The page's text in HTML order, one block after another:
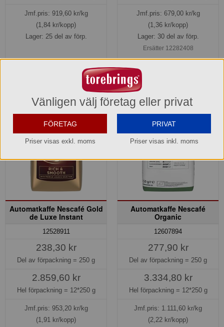
Jmf.pris: 919,60kr/kg
(1,84 kr/kopp)
Lager: 25 del av förp.
Jmf.pris: 679,00kr/kg
(1,36 kr/kopp)
Lager: 30 del av förp.
Ersätter 12282408
Automatkaffe Nescafé Gold
de Luxe Instant
12528911
238,30 kr
Del av förpackning = 250 g
2.859,60 kr
Hel förpackning = 12*250 g
Jmf.pris: 953,20kr/kg
(1,91 kr/kopp)
Automatkaffe Nescafé
Organic
12607894
277,90 kr
Del av förpackning = 250 g
3.334,80 kr
Hel förpackning = 12*250 g
Jmf.pris: 1.111,60 kr/kg
(2,22 kr/kopp)
Vänligen välj företag eller privat
FÖRETAG
Priser visas exkl. moms
PRIVAT
Priser visas inkl. moms